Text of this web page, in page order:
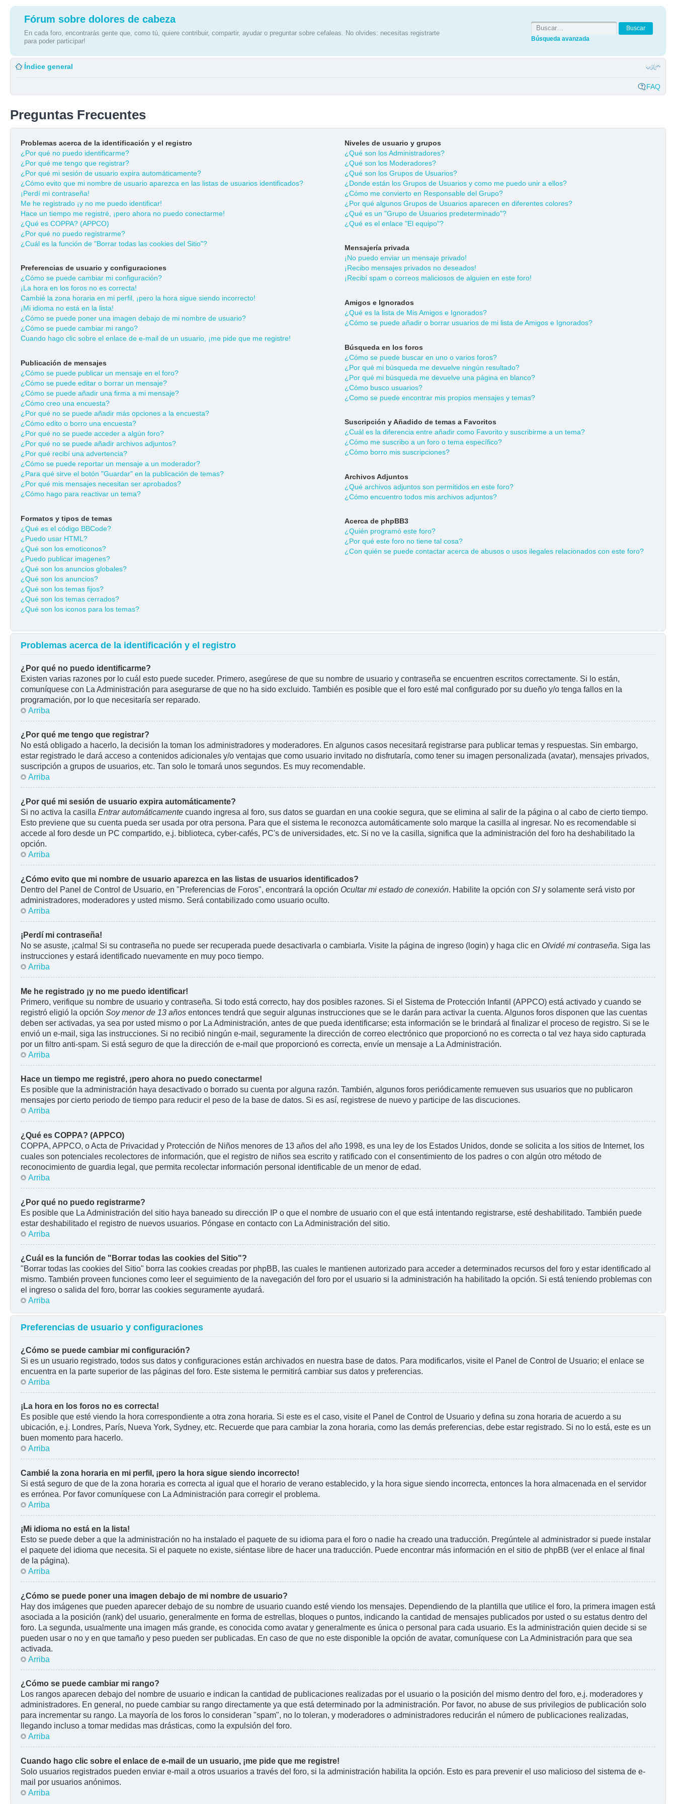
Fórum sobre dolores de cabeza
En cada foro, encontrarás gente que, como tú, quiere contribuir, compartir, ayudar o preguntar sobre cefaleas. No olvides: necesitas registrarte
para poder participar!
Búsqueda avanzada
Índice general
FAQ
Preguntas Frecuentes
Problemas acerca de la identificación y el registro
¿Por qué no puedo identificarme?
¿Por qué me tengo que registrar?
¿Por qué mi sesión de usuario expira automáticamente?
¿Cómo evito que mi nombre de usuario aparezca en las listas de usuarios identificados?
¡Perdí mi contraseña!
Me he registrado ¡y no me puedo identificar!
Hace un tiempo me registré, ¡pero ahora no puedo conectarme!
¿Qué es COPPA? (APPCO)
¿Por qué no puedo registrarme?
¿Cuál es la función de "Borrar todas las cookies del Sitio"?
Preferencias de usuario y configuraciones
¿Cómo se puede cambiar mi configuración?
¡La hora en los foros no es correcta!
Cambié la zona horaria en mi perfil, ¡pero la hora sigue siendo incorrecto!
¡Mi idioma no está en la lista!
¿Cómo se puede poner una imagen debajo de mi nombre de usuario?
¿Cómo se puede cambiar mi rango?
Cuando hago clic sobre el enlace de e-mail de un usuario, ¡me pide que me registre!
Publicación de mensajes
¿Cómo se puede publicar un mensaje en el foro?
¿Cómo se puede editar o borrar un mensaje?
¿Cómo se puede añadir una firma a mi mensaje?
¿Cómo creo una encuesta?
¿Por qué no se puede añadir más opciones a la encuesta?
¿Cómo edito o borro una encuesta?
¿Por qué no se puede acceder a algún foro?
¿Por qué no se puede añadir archivos adjuntos?
¿Por qué recibí una advertencia?
¿Cómo se puede reportar un mensaje a un moderador?
¿Para qué sirve el botón "Guardar" en la publicación de temas?
¿Por qué mis mensajes necesitan ser aprobados?
¿Cómo hago para reactivar un tema?
Formatos y tipos de temas
¿Qué es el código BBCode?
¿Puedo usar HTML?
¿Qué son los emoticonos?
¿Puedo publicar imagenes?
¿Qué son los anuncios globales?
¿Qué son los anuncios?
¿Qué son los temas fijos?
¿Qué son los temas cerrados?
¿Qué son los iconos para los temas?
Niveles de usuario y grupos
¿Qué son los Administradores?
¿Qué son los Moderadores?
¿Qué son los Grupos de Usuarios?
¿Donde están los Grupos de Usuarios y como me puedo unir a ellos?
¿Cómo me convierto en Responsable del Grupo?
¿Por qué algunos Grupos de Usuarios aparecen en diferentes colores?
¿Qué es un "Grupo de Usuarios predeterminado"?
¿Qué es el enlace "El equipo"?
Mensajería privada
¡No puedo enviar un mensaje privado!
¡Recibo mensajes privados no deseados!
¡Recibí spam o correos maliciosos de alguien en este foro!
Amigos e Ignorados
¿Qué es la lista de Mis Amigos e Ignorados?
¿Cómo se puede añadir o borrar usuarios de mi lista de Amigos e Ignorados?
Búsqueda en los foros
¿Cómo se puede buscar en uno o varios foros?
¿Por qué mi búsqueda me devuelve ningún resultado?
¿Por qué mi búsqueda me devuelve una página en blanco?
¿Cómo busco usuarios?
¿Como se puede encontrar mis propios mensajes y temas?
Suscripción y Añadido de temas a Favoritos
¿Cuál es la diferencia entre añadir como Favorito y suscribirme a un tema?
¿Cómo me suscribo a un foro o tema específico?
¿Cómo borro mis suscripciones?
Archivos Adjuntos
¿Qué archivos adjuntos son permitidos en este foro?
¿Cómo encuentro todos mis archivos adjuntos?
Acerca de phpBB3
¿Quién programó este foro?
¿Por qué este foro no tiene tal cosa?
¿Con quién se puede contactar acerca de abusos o usos ilegales relacionados con este foro?
Problemas acerca de la identificación y el registro
¿Por qué no puedo identificarme?
Existen varias razones por lo cuál esto puede suceder. Primero, asegúrese de que su nombre de usuario y contraseña se encuentren escritos correctamente. Si lo están,
comuníquese con La Administración para asegurarse de que no ha sido excluido. También es posible que el foro esté mal configurado por su dueño y/o tenga fallos en la
programación, por lo que necesitaría ser reparado.
Arriba
¿Por qué me tengo que registrar?
No está obligado a hacerlo, la decisión la toman los administradores y moderadores. En algunos casos necesitará registrarse para publicar temas y respuestas. Sin embargo,
estar registrado le dará acceso a contenidos adicionales y/o ventajas que como usuario invitado no disfrutaría, como tener su imagen personalizada (avatar), mensajes privados,
suscripción a grupos de usuarios, etc. Tan solo le tomará unos segundos. Es muy recomendable.
Arriba
¿Por qué mi sesión de usuario expira automáticamente?
Si no activa la casilla Entrar automáticamente cuando ingresa al foro, sus datos se guardan en una cookie segura, que se elimina al salir de la página o al cabo de cierto tiempo.
Esto previene que su cuenta pueda ser usada por otra persona. Para que el sistema le reconozca automáticamente solo marque la casilla al ingresar. No es recomendable si
accede al foro desde un PC compartido, e.j. biblioteca, cyber-cafés, PC's de universidades, etc. Si no ve la casilla, significa que la administración del foro ha deshabilitado la
opción.
Arriba
¿Cómo evito que mi nombre de usuario aparezca en las listas de usuarios identificados?
Dentro del Panel de Control de Usuario, en "Preferencias de Foros", encontrará la opción Ocultar mi estado de conexión. Habilite la opción con SIy solamente será visto por
administradores, moderadores y usted mismo. Será contabilizado como usuario oculto.
Arriba
¡Perdí mi contraseña!
No se asuste, ¡calma! Si su contraseña no puede ser recuperada puede desactivarla o cambiarla. Visite la página de ingreso (login) y haga clic en Olvidé mi contraseña. Siga las
instrucciones y estará identificado nuevamente en muy poco tiempo.
Arriba
Me he registrado ¡y no me puedo identificar!
Primero, verifique su nombre de usuario y contraseña. Si todo está correcto, hay dos posibles razones. Si el Sistema de Protección Infantil (APPCO) está activado y cuando se
registró eligió la opción Soy menor de 13 años entonces tendrá que seguir algunas instrucciones que se le darán para activar la cuenta. Algunos foros disponen que las cuentas
deben ser activadas, ya sea por usted mismo o por La Administración, antes de que pueda identificarse; esta información se le brindará al finalizar el proceso de registro. Si se le
envió un e-mail, siga las instrucciones. Si no recibió ningún e-mail, seguramente la dirección de correo electrónico que proporcionó no es correcta o tal vez haya sido capturada
por un filtro anti-spam. Si está seguro de que la dirección de e-mail que proporcionó es correcta, envíe un mensaje a La Administración.
Arriba
Hace un tiempo me registré, ¡pero ahora no puedo conectarme!
Es posible que la administración haya desactivado o borrado su cuenta por alguna razón. También, algunos foros periódicamente remueven sus usuarios que no publicaron
mensajes por cierto periodo de tiempo para reducir el peso de la base de datos. Si es así, registrese de nuevo y participe de las discuciones.
Arriba
¿Qué es COPPA? (APPCO)
COPPA, APPCO, o Acta de Privacidad y Protección de Niños menores de 13 años del año 1998, es una ley de los Estados Unidos, donde se solicita a los sitios de Internet, los
cuales son potenciales recolectores de información, que el registro de niños sea escrito y ratificado con el consentimiento de los padres o con algún otro método de
reconocimiento de guardia legal, que permita recolectar información personal identificable de un menor de edad.
Arriba
¿Por qué no puedo registrarme?
Es posible que La Administración del sitio haya baneado su dirección IP o que el nombre de usuario con el que está intentando registrarse, esté deshabilitado. También puede
estar deshabilitado el registro de nuevos usuarios. Póngase en contacto con La Administración del sitio.
Arriba
¿Cuál es la función de "Borrar todas las cookies del Sitio"?
"Borrar todas las cookies del Sitio" borra las cookies creadas por phpBB, las cuales le mantienen autorizado para acceder a determinados recursos del foro y estar identificado al
mismo. También proveen funciones como leer el seguimiento de la navegación del foro por el usuario si la administración ha habilitado la opción. Si está teniendo problemas con
el ingreso o salida del foro, borrar las cookies seguramente ayudará.
Arriba
Preferencias de usuario y configuraciones
¿Cómo se puede cambiar mi configuración?
Si es un usuario registrado, todos sus datos y configuraciones están archivados en nuestra base de datos. Para modificarlos, visite el Panel de Control de Usuario; el enlace se
encuentra en la parte superior de las páginas del foro. Este sistema le permitirá cambiar sus datos y preferencias.
Arriba
¡La hora en los foros no es correcta!
Es posible que esté viendo la hora correspondiente a otra zona horaria. Si este es el caso, visite el Panel de Control de Usuario y defina su zona horaria de acuerdo a su
ubicación, e.j. Londres, París, Nueva York, Sydney, etc. Recuerde que para cambiar la zona horaria, como las demás preferencias, debe estar registrado. Si no lo está, este es un
buen momento para hacerlo.
Arriba
Cambié la zona horaria en mi perfil, ¡pero la hora sigue siendo incorrecto!
Si está seguro de que de la zona horaria es correcta al igual que el horario de verano establecido, y la hora sigue siendo incorrecta, entonces la hora almacenada en el servidor
es errónea. Por favor comuníquese con La Administración para corregir el problema.
Arriba
¡Mi idioma no está en la lista!
Esto se puede deber a que la administración no ha instalado el paquete de su idioma para el foro o nadie ha creado una traducción. Pregúntele al administrador si puede instalar
el paquete del idioma que necesita. Si el paquete no existe, siéntase libre de hacer una traducción. Puede encontrar más información en el sitio de phpBB (ver el enlace al final
de la página).
Arriba
¿Cómo se puede poner una imagen debajo de mi nombre de usuario?
Hay dos imágenes que pueden aparecer debajo de su nombre de usuario cuando esté viendo los mensajes. Dependiendo de la plantilla que utilice el foro, la primera imagen está
asociada a la posición (rank) del usuario, generalmente en forma de estrellas, bloques o puntos, indicando la cantidad de mensajes publicados por usted o su estatus dentro del
foro. La segunda, usualmente una imagen más grande, es conocida como avatar y generalmente es única o personal para cada usuario. Es la administración quien decide si se
pueden usar o no y en que tamaño y peso pueden ser publicadas. En caso de que no este disponible la opción de avatar, comuníquese con La Administración para que sea
activada.
Arriba
¿Cómo se puede cambiar mi rango?
Los rangos aparecen debajo del nombre de usuario e indican la cantidad de publicaciones realizadas por el usuario o la posición del mismo dentro del foro, e.j. moderadores y
administradores. En general, no puede cambiar su rango directamente ya que está determinado por la administración. Por favor, no abuse de sus privilegios de publicación solo
para incrementar su rango. La mayoría de los foros lo consideran "spam", no lo toleran, y moderadores o administradores reducirán el número de publicaciones realizadas,
llegando incluso a tomar medidas mas drásticas, como la expulsión del foro.
Arriba
Cuando hago clic sobre el enlace de e-mail de un usuario, ¡me pide que me registre!
Solo usuarios registrados pueden enviar e-mail a otros usuarios a través del foro, si la administración habilita la opción. Esto es para prevenir el uso malicioso del sistema de e-
mail por usuarios anónimos.
Arriba